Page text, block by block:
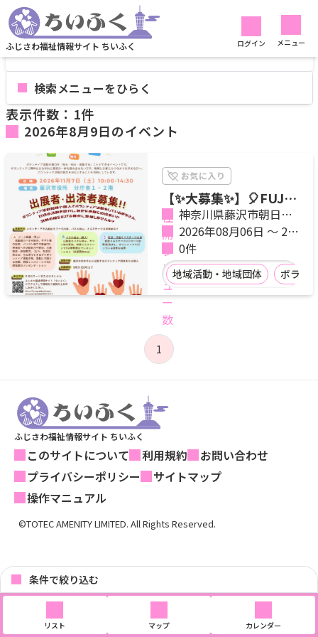
ふじさわ福祉情報サイト ちいふく ログイン メニュー
検索メニューを
表示件数：1件
2026年8月9日のイベント
【✨大募集✨】🎈FUJIS
AWAボラ活フェスタ🎈
（11/7開催） 出展
者・出演者募集 締切
8月31日
神奈川県藤沢市朝日町
１－１ 藤沢市役所分
庁舎2階
2026年08月06日 ～ 20
26年08月31日
0件
地域活動・地域団体 ボラン
1
ふじさわ福祉情報サイト ちいふく
このサイトについて 利用規約
お問い合わせ
プライバシーポリシー
サイトマップ
操作マニュアル
©TOTEC AMENITY LIMITED. All Rights Reserved.
条件で絞り込む
リスト マップ カレンダー